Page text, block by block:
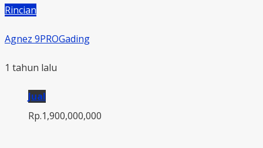
Rincian
Agnez 9PROGading
1 tahun lalu
Jual
Rp.1,900,000,000